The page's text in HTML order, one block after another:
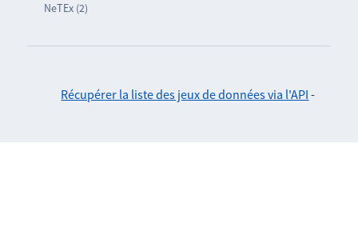
NeTEx (2)
Récupérer la liste des jeux de données via l'API -